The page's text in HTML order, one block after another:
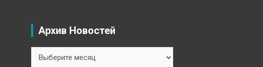
Архив Новостей
Новостей